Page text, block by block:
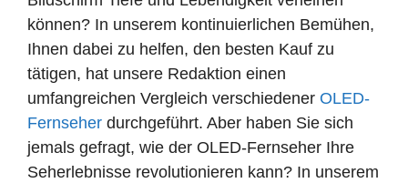
können? In unserem kontinuierlichen Bemühen,
Ihnen dabei zu helfen, den besten Kauf zu
tätigen, hat unsere Redaktion einen
umfangreichen Vergleich verschiedener OLED-
Fernseher durchgeführt. Aber haben Sie sich
jemals gefragt, wie der OLED-Fernseher Ihre
Seherlebnisse revolutionieren kann? In unserem